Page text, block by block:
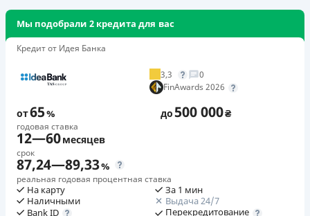
Мы подобрали 2 кредита для вас
Кредит от Идея Банка
3,3
0
FinAwards 2026
от65%
годовая ставка
до500 000₴
12—60месяцев
срок
87,24—89,33%
реальная годовая процентная ставка
На карту
Наличными
Bank ID
За 1 мин
Выдача 24/7
Перекредитование